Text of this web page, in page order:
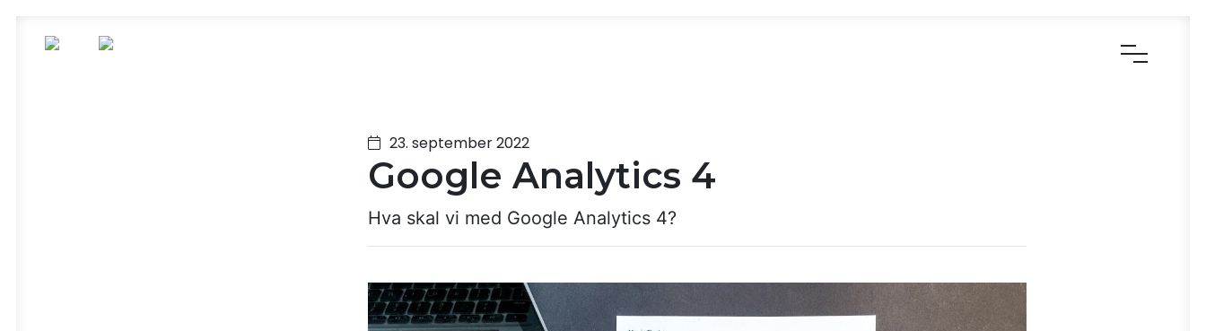
23. september 2022
Google Analytics 4
Hva skal vi med Google Analytics 4?